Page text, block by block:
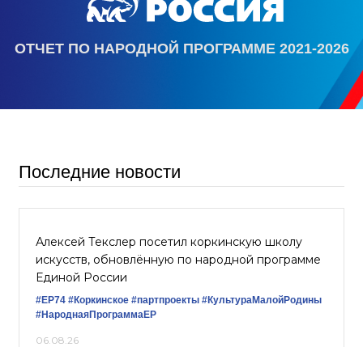
ОТЧЕТ ПО НАРОДНОЙ ПРОГРАММЕ 2021-2026
Последние новости
Алексей Текслер посетил коркинскую школу
искусств, обновлённую по народной программе
Единой России
#ЕР74 #Коркинское #партпроекты #КультураМалойРодины
#НароднаяПрограммаЕР
06.08.26